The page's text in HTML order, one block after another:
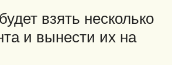
взять несколько
и вынести их на